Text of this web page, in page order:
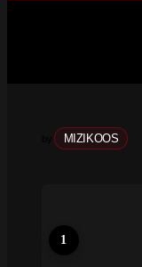
MIZIKOOS